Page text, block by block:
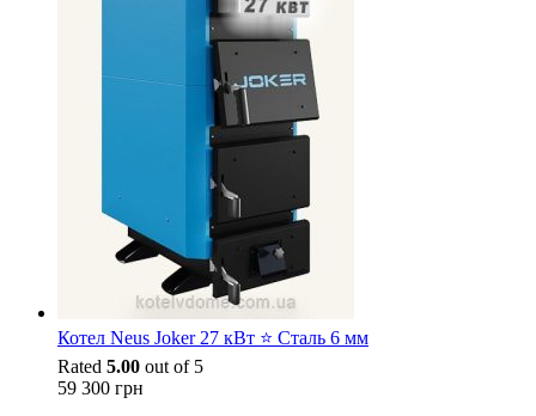
Котел Neus Joker 27 кВт ⭐ Сталь 6 мм
Rated 5.00 out of 5
59 300 грн